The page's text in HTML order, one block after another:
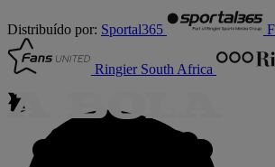
Distribuído por: Sportal365
Ringier South Africa